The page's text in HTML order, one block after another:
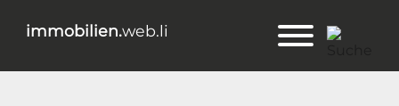
immobilien.web.li